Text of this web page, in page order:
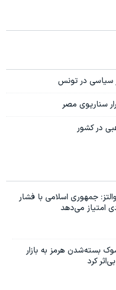
ایران
صلح
سیاسی در تونس
سناریوی مصر
در کشور
جمهوری اسلامی با فشار
امتیاز می‌دهد
بسته‌شدن هرمز به بازار
کرد